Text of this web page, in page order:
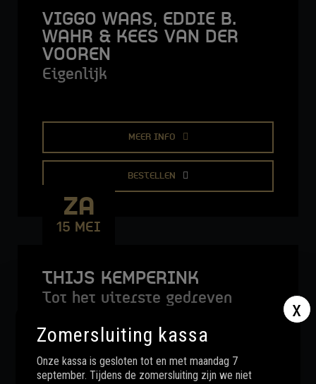
x
Zomersluiting kassa
Onze kassa is gesloten tot en met maandag 7
september. Tijdens de zomersluiting zijn we niet
VIGGO WAAS, EDDIE B.
WAHR & KEES VAN DER
VOOREN
Eigenlijk
MEER INFO
BESTELLEN
ZA
15 MEI
THIJS KEMPERINK
Tot het uiterste gedreven
MEER INFO